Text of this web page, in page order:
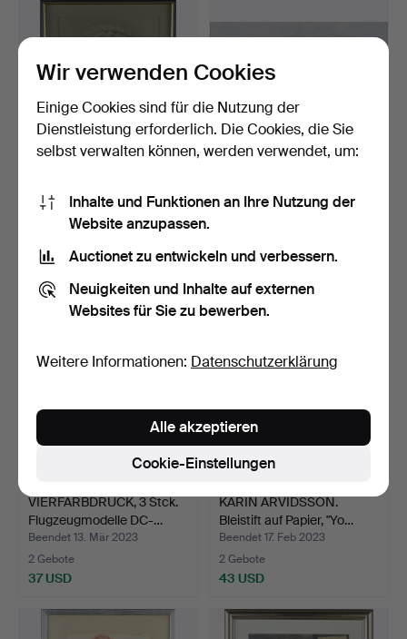
ALBIN HAMBERG.
Kohlezeichnung einer
Marmor…
Beendet 17. Mai 2023
2 Gebote
CARL JULIUS. Zeichnung
mit Autogrammen und…
15 Gebote
VIERFARBDRUCK, 3 Stck.
Flugzeugmodelle DC-…
Beendet 13. Mär 2023
2 Gebote
37 USD
KARIN ARVIDSSON.
Bleistift auf Papier, "Yo…
Beendet 17. Feb 2023
2 Gebote
43 USD
Wir verwenden Cookies
Einige Cookies sind für die Nutzung der
Dienstleistung erforderlich. Die Cookies, die Sie
selbst verwalten können, werden verwendet, um:
Inhalte und Funktionen an Ihre Nutzung der
Website anzupassen.
Auctionet zu entwickeln und verbessern.
Neuigkeiten und Inhalte auf externen
Websites für Sie zu bewerben.
Weitere Informationen: Datenschutzerklärung
Cookie-Einstellungen
Alle akzeptieren